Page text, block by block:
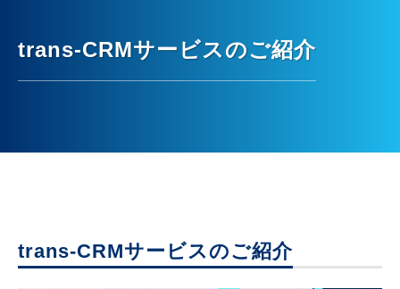
イベント・レポート
事例
trans-CRMサービスのご紹介
trans-CRMサービスのご紹介